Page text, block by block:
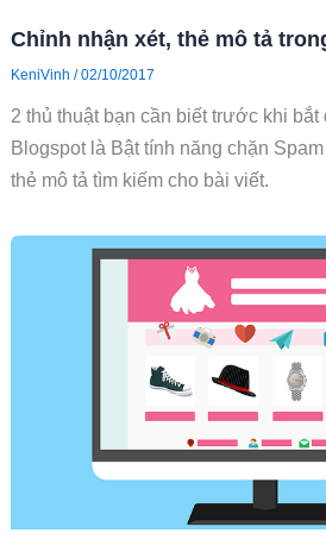
Chỉnh nhận xét, thẻ mô tả
KeniVinh /02/10/2017
2 thủ thuật bạn cần biết trước khi bắt
Blogspot là Bật tính năng chặn
thẻ mô tả tìm kiếm cho bài viết.